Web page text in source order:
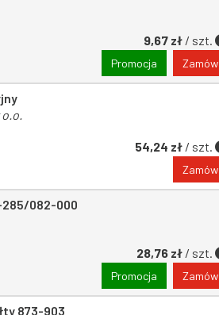
9,67 zł / szt.
Promocja Zamów
54,24 zł / szt.
Zamów
285/082-000
28,76 zł / szt.
Promocja Zamów
873-903